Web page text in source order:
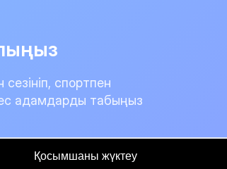
спортпен
адамдарды табыңыз
Қосымшаны жүктеу